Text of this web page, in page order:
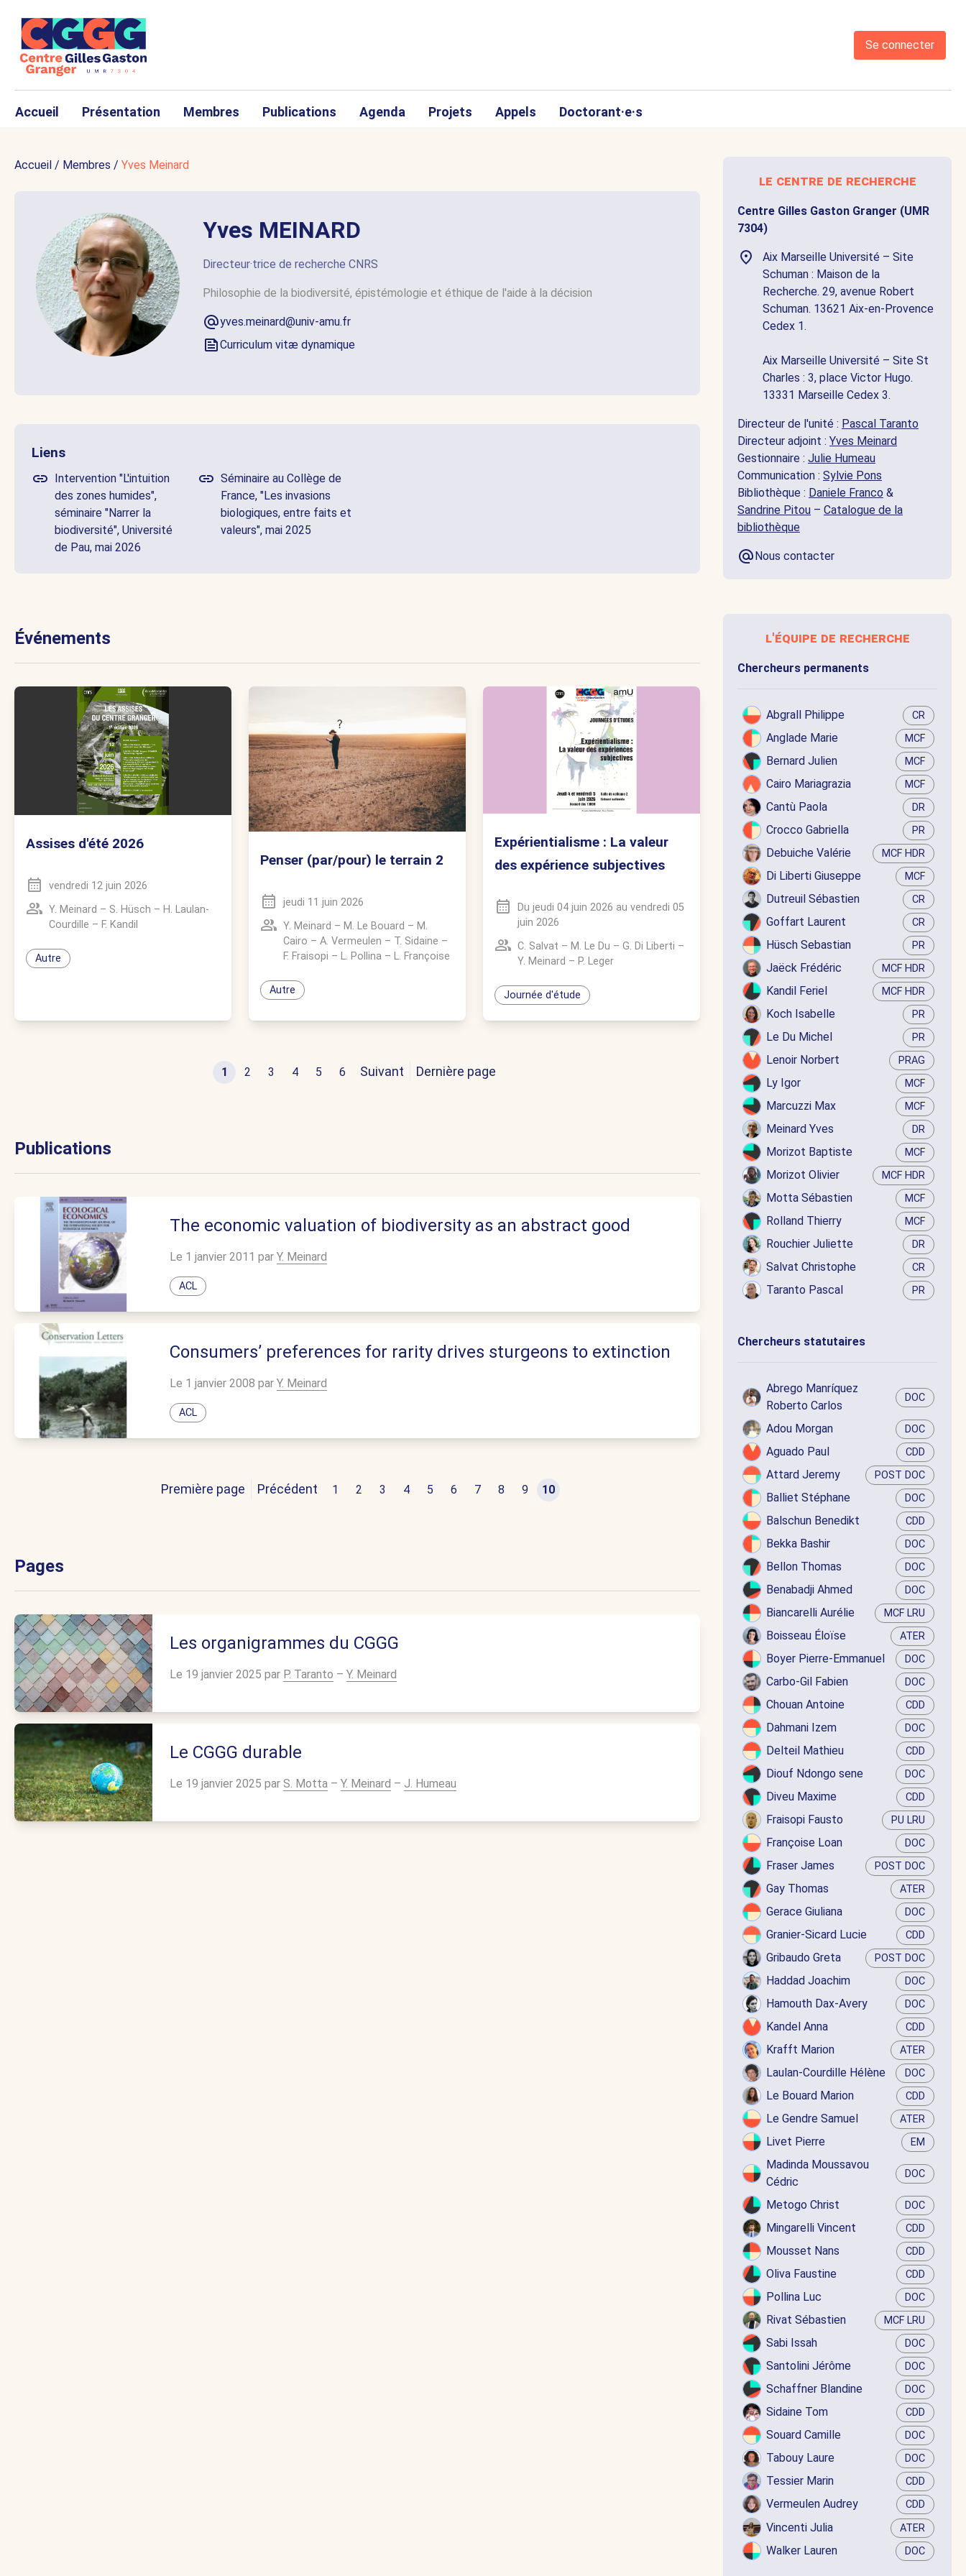
Se connecter
Accueil Présentation Membres Publications Agenda Projets Appels Doctorant·e·s
Accueil / Membres / Yves Meinard
Yves MEINARD
Directeur·trice de recherche CNRS
Philosophie de la biodiversité, épistémologie et éthique de l'aide à la décision
yves.meinard@univ-amu.fr
Curriculum vitæ dynamique
Liens
Intervention "L'intuition
des zones humides",
séminaire "Narrer la
biodiversité", Université
de Pau, mai 2026
Séminaire au Collège de
France, "Les invasions
biologiques, entre faits et
valeurs", mai 2025
Événements
Assises d'été 2026
vendredi 12 juin 2026
Y. Meinard – S. Hüsch – H. Laulan-
Courdille – F. Kandil
Autre
Penser (par/pour) le terrain 2
jeudi 11 juin 2026
Y. Meinard – M. Le Bouard – M.
Cairo – A. Vermeulen – T. Sidaine –
F. Fraisopi – L. Pollina – L. Françoise
Autre
Expérientialisme : La valeur
des expérience subjectives
Du jeudi 04 juin 2026 au vendredi 05
juin 2026
C. Salvat – M. Le Du – G. Di Liberti –
Y. Meinard – P. Leger
Journée d'étude
1 2 3 4 5 6 Suivant Dernière page
Publications
The economic valuation of biodiversity as an abstract good
Le 1 janvier 2011 par Y. Meinard
ACL
Consumers’ preferences for rarity drives sturgeons to extinction
Le 1 janvier 2008 par Y. Meinard
ACL
Première page Précédent 1 2 3 4 5 6 7 8 9 10
Pages
Les organigrammes du CGGG
Le 19 janvier 2025 par P. Taranto – Y. Meinard
Le CGGG durable
Le 19 janvier 2025 par S. Motta – Y. Meinard – J. Humeau
le centre de recherche
Centre Gilles Gaston Granger (UMR
7304)
Aix Marseille Université – Site
Schuman : Maison de la
Recherche. 29, avenue Robert
Schuman. 13621 Aix-en-Provence
Cedex 1.
Aix Marseille Université – Site St
Charles : 3, place Victor Hugo.
13331 Marseille Cedex 3.
Directeur de l'unité : Pascal Taranto
Directeur adjoint : Yves Meinard
Gestionnaire : Julie Humeau
Communication : Sylvie Pons
Bibliothèque : Daniele Franco &
Sandrine Pitou – Catalogue de la
bibliothèque
Nous contacter
l'équipe de recherche
Chercheurs permanents
Abgrall Philippe CR
Anglade Marie MCF
Bernard Julien MCF
Cairo Mariagrazia MCF
Cantù Paola DR
Crocco Gabriella PR
Debuiche Valérie MCF HDR
Di Liberti Giuseppe MCF
Dutreuil Sébastien CR
Goffart Laurent CR
Hüsch Sebastian PR
Jaëck Frédéric MCF HDR
Kandil Feriel MCF HDR
Koch Isabelle PR
Le Du Michel PR
Lenoir Norbert PRAG
Ly Igor MCF
Marcuzzi Max MCF
Meinard Yves DR
Morizot Baptiste MCF
Morizot Olivier MCF HDR
Motta Sébastien MCF
Rolland Thierry MCF
Rouchier Juliette DR
Salvat Christophe CR
Taranto Pascal PR
Chercheurs statutaires
Abrego Manríquez
Roberto Carlos
DOC
Adou Morgan DOC
Aguado Paul CDD
Attard Jeremy POST DOC
Balliet Stéphane DOC
Balschun Benedikt CDD
Bekka Bashir DOC
Bellon Thomas DOC
Benabadji Ahmed DOC
Biancarelli Aurélie MCF LRU
Boisseau Éloïse ATER
Boyer Pierre-Emmanuel DOC
Carbo-Gil Fabien DOC
Chouan Antoine CDD
Dahmani Izem DOC
Delteil Mathieu CDD
Diouf Ndongo sene DOC
Diveu Maxime CDD
Fraisopi Fausto PU LRU
Françoise Loan DOC
Fraser James POST DOC
Gay Thomas ATER
Gerace Giuliana DOC
Granier-Sicard Lucie CDD
Gribaudo Greta POST DOC
Haddad Joachim DOC
Hamouth Dax-Avery DOC
Kandel Anna CDD
Krafft Marion ATER
Laulan-Courdille Hélène DOC
Le Bouard Marion CDD
Le Gendre Samuel ATER
Livet Pierre EM
Madinda Moussavou
Cédric
DOC
Metogo Christ DOC
Mingarelli Vincent CDD
Mousset Nans CDD
Oliva Faustine CDD
Pollina Luc DOC
Rivat Sébastien MCF LRU
Sabi Issah DOC
Santolini Jérôme DOC
Schaffner Blandine DOC
Sidaine Tom CDD
Souard Camille DOC
Tabouy Laure DOC
Tessier Marin CDD
Vermeulen Audrey CDD
Vincenti Julia ATER
Walker Lauren DOC